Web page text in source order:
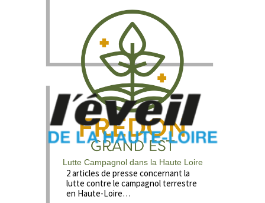
Lutte Campagnol dans la Haute Loire
2 articles de presse concernant la
lutte contre le campagnol terrestre
en Haute-Loire…